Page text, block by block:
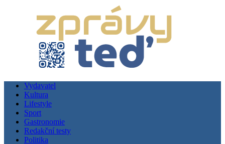
Vydavatel
Kultura
Lifestyle
Sport
Gastronomie
Redakční testy
Politika